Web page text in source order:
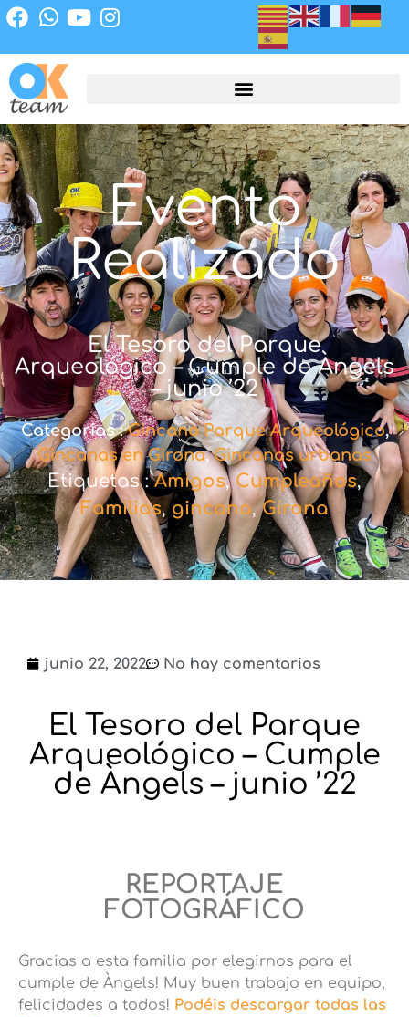
Evento
Realizado
El Tesoro del Parque
Arqueológico – Cumple de Àngels
– junio ’22
Categorias :Gincana Parque Arqueológico,
Gincanas en Girona,Gincanas urbanas
Etiquetas :Amigos,Cumpleaños,
Familias,gincana,Girona
junio 22, 2022 No hay comentarios
El Tesoro del Parque
Arqueológico – Cumple
de Àngels – junio ’22
REPORTAJE
FOTOGRÁFICO
Gracias a esta familia por elegirnos para el
cumple de Àngels! Muy buen trabajo en equipo,
felicidades a todos! Podéis descargar todas las